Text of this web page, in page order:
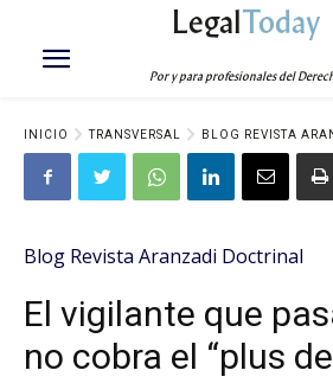
LegalToday
Por y para profesionales del
INICIO TRANSVERSAL BLOG REVISTA
Blog Revista Aranzadi Doctrinal
El vigilante que
no cobra el “plus